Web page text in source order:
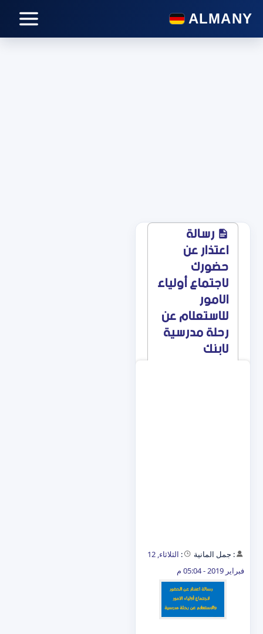
رسالة
اعتذار عن
حضورك
لاجتماع أولياء
الامور
للاستعلام عن
رحلة مدرسية
لابنك
: جمل المانية :
الثلاثاء, 12
فبراير 2019 - 05:04 م